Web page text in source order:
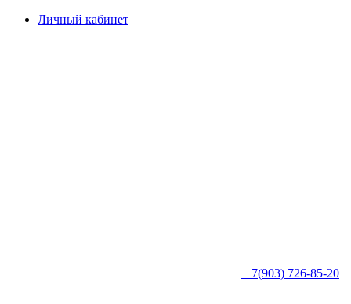
Личный кабинет
+7(903) 726-85-20